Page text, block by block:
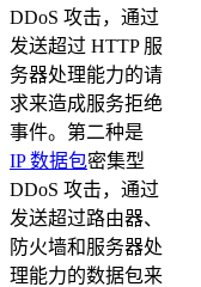
DDoS 攻击，通过
发送超过 HTTP 服
务器处理能力的请
求来造成服务拒绝
事件。第二种是
IP 数据包密集型
DDoS 攻击，通过
发送超过路由器、
防火墙和服务器处
理能力的数据包来